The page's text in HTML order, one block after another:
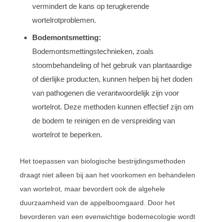
vermindert de kans op terugkerende
wortelrotproblemen.
Bodemontsmetting:
Bodemontsmettingstechnieken, zoals
stoombehandeling of het gebruik van plantaardige
of dierlijke producten, kunnen helpen bij het doden
van pathogenen die verantwoordelijk zijn voor
wortelrot. Deze methoden kunnen effectief zijn om
de bodem te reinigen en de verspreiding van
wortelrot te beperken.
Het toepassen van biologische bestrijdingsmethoden
draagt niet alleen bij aan het voorkomen en behandelen
van wortelrot, maar bevordert ook de algehele
duurzaamheid van de appelboomgaard. Door het
bevorderen van een evenwichtige bodemecologie wordt